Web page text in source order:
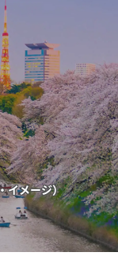
イメージ）